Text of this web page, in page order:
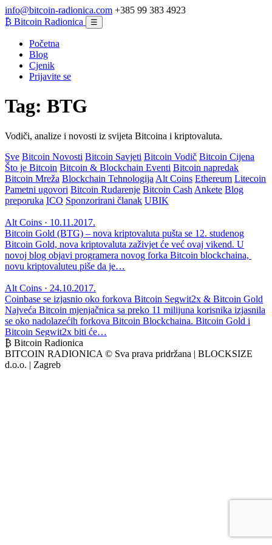
info@bitcoin-radionica.com +385 99 383 4923
₿ Bitcoin Radionica ☰
Početna
Blog
Cjenik
Prijavite se
Tag: BTG
Vodiči, analize i novosti iz svijeta Bitcoina i kriptovaluta.
Sve Bitcoin Novosti Bitcoin Savjeti Bitcoin Vodič Bitcoin Cijena
Što je Bitcoin Bitcoin & Blockchain Eventi Bitcoin napredak
Bitcoin Mreža Blockchain Tehnologija Alt Coins Ethereum Litecoin
Pametni ugovori Bitcoin Rudarenje Bitcoin Cash Ankete Blog
preporuka ICO Sponzorirani članak UBIK
Alt Coins · 10.11.2017.
Bitcoin Gold (BTG) – nova kriptovaluta pušta se 12. studenog
Bitcoin Gold, nova kriptovaluta zaživjet će već ovaj vikend. U
novoj blog objavi programera novog forka Bitcoin blockchaina,
novu kriptovaluteu piše da je…
Alt Coins · 24.10.2017.
Coinbase se izjasnio oko forkova Bitcoin Segwit2x & Bitcoin Gold
Najveća Bitcoin mjenjačnica sa preko 11 milijuna korisnika izjasnila
se oko nadolazećih forkova Bitcoin Blockchaina. Bitcoin Gold i
Bitcoin Segwit2x biti će…
₿ Bitcoin Radionica
BITCOIN RADIONICA © Sva prava pridržana | BLOCKSIZE
d.o.o. | Zagreb